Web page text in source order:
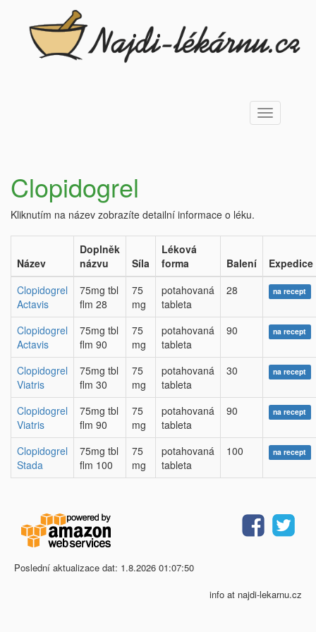
Toggle
navigation
Clopidogrel
Kliknutím na název zobrazíte detailní informace o léku.
Název
Doplněk
názvu
Síla
Léková
forma
Balení
Expedice
Clopidogrel
Actavis
75mg tbl
flm 28
75
mg
potahovaná
tableta
28 na recept
Clopidogrel
Actavis
75mg tbl
flm 90
75
mg
potahovaná
tableta
90 na recept
Clopidogrel
Viatris
75mg tbl
flm 30
75
mg
potahovaná
tableta
30 na recept
Clopidogrel
Viatris
75mg tbl
flm 90
75
mg
potahovaná
tableta
90 na recept
Clopidogrel
Stada
75mg tbl
flm 100
75
mg
potahovaná
tableta
100 na recept
Poslední aktualizace dat: 1.8.2026 01:07:50
info at najdi-lekarnu.cz